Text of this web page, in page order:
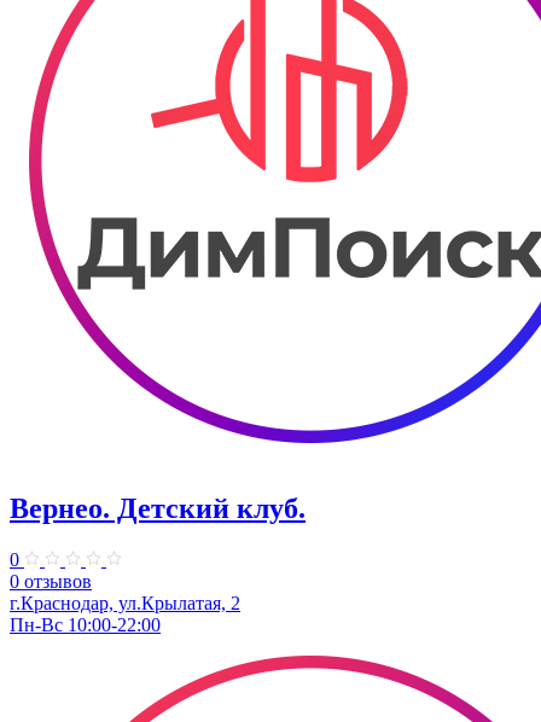
Вернео. Детский клуб.
0
0 отзывов
г.Краснодар, ул.Крылатая, 2
Пн-Вс 10:00-22:00